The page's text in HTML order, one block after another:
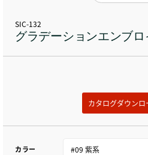
SIC-132
グラデーションエンブ
カタログダウンロ
カラー